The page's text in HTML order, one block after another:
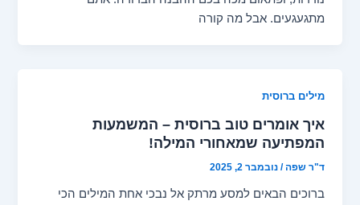
מתגעגעים. אבל מה קורה
מילים ברוסית
איך אומרים טוב ברוסית – המשמעות
המפתיעה שמאחורי המילה!
ד"ר שפה/נובמבר 2, 2025
ברוכים הבאים למסע מרתק אל נבכי אחת המילים הכי